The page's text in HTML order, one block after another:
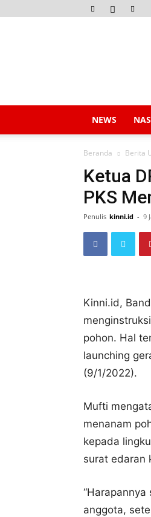
NEWS
Beranda Berita
Ketua
PKS
Penulis kinni.id - 9
Kinni.id,
pohon. Hal
launching
(9/1/2022).
Mufti
menanam
kepada
surat edaran
“Harapannya
anggota,